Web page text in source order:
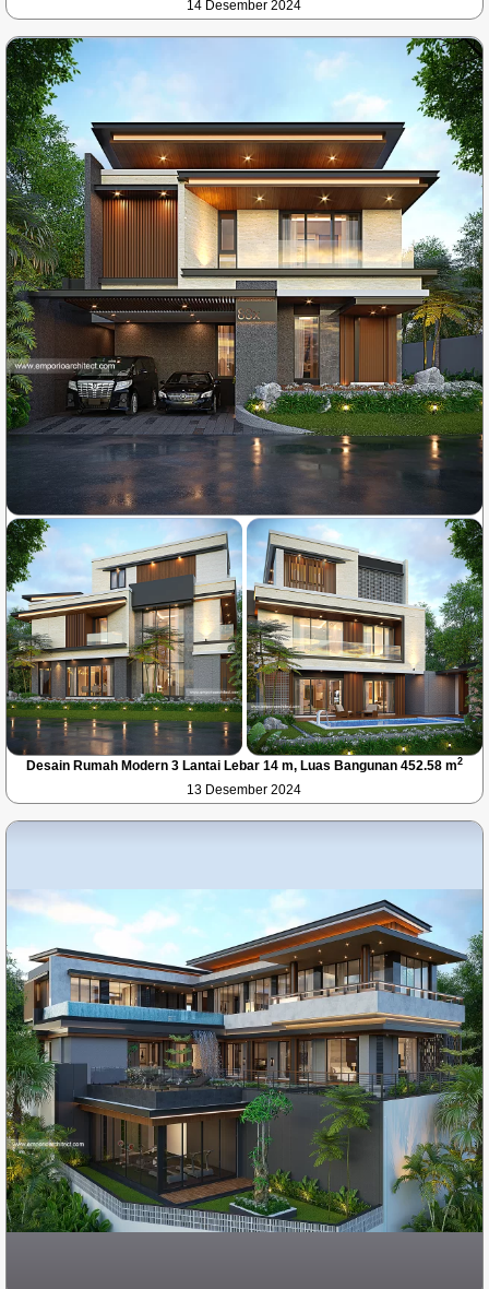
14 Desember 2024
Desain Rumah Modern 3 Lantai Lebar 14 m, Luas Bangunan 452.58 m2
13 Desember 2024